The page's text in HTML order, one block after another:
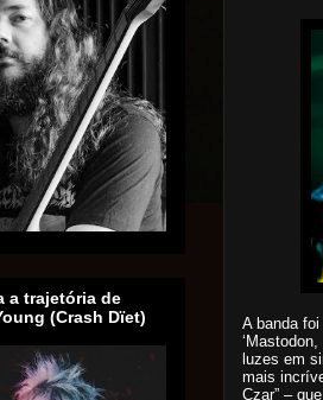
A banda
luzes em
mais
Czar” –
a trajetória de
(Crash Dïet)